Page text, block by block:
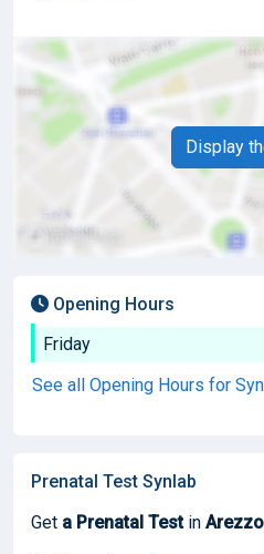
Display
Opening Hours
Friday
See all Opening Hours for
Prenatal Test Synlab
Get a Prenatal Testin Arezzo